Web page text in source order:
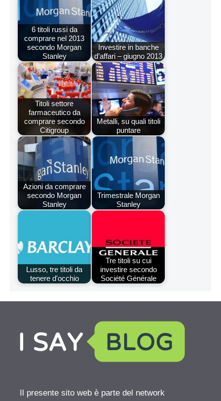
6 titoli russi da
comprare nel 2013
secondo Morgan
Stanley
Investire in banche
d’affari – giugno 2013
Titoli settore
farmaceutico da
comprare secondo
Citigroup
Metalli, su quali titoli
puntare
Azioni da comprare
secondo Morgan
Stanley
Trimestrale Morgan
Stanley
Lusso, tre titoli da
tenere d'occhio
Tre titoli su cui
investire secondo
Société Générale
Il presente sito web è parte del network